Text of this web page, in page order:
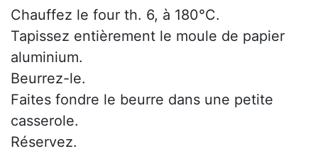
Chauffez le four th. 6, à 180°C.
Tapissez entièrement le moule de papier
aluminium.
Beurrez-le.
Faites fondre le beurre dans une petite
casserole.
Réservez.